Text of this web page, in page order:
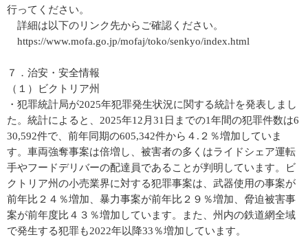
行ってください。
詳細は以下のリンク先からご確認ください。
https://www.mofa.go.jp/mofaj/toko/senkyo/index.html
７．治安・安全情報
（１）ビクトリア州
・犯罪統計局が2025年犯罪発生状況に関する統計を発表しまし
た。統計によると、2025年12月31日までの1年間の犯罪件数は6
30,592件で、前年同期の605,342件から４.２％増加していま
す。車両強奪事案は倍増し、被害者の多くはライドシェア運転
手やフードデリバーの配達員であることが判明しています。ビ
クトリア州の小売業界に対する犯罪事案は、武器使用の事案が
前年比２４％増加、暴力事案が前年比２９％増加、脅迫被害事
案が前年度比４３％増加しています。また、州内の鉄道網全域
で発生する犯罪も2022年以降33％増加しています。